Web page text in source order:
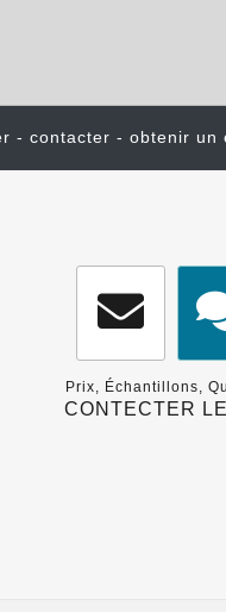
- contacter - obtenir un
Prix, Échantillons,
CONTECTER